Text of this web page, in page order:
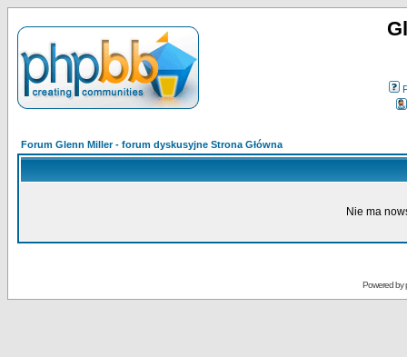
Forum Glenn Miller - forum dyskusyjne Strona Główna
Nie ma
Powered by